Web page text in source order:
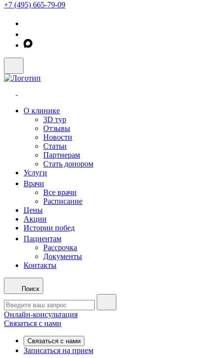
+7 (495) 665-79-09
О клинике
3D тур
Отзывы
Новости
Статьи
Партнерам
Стать донором
Услуги
Врачи
Все врачи
Расписание
Цены
Акции
Истории побед
Пациентам
Рассрочка
Документы
Контакты
Поиск
Онлайн-консультация
Связаться с нами
Связаться с нами
Записаться на прием